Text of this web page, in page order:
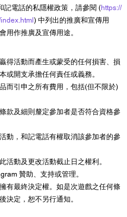
記電話的私隱權政策，請參閱 (https://
) 中列出的推廣和宣傳用
用作推廣及宣傳用途。
得活動而產生或蒙受的任何損害、損
或開支承擔任何責任或義務。
而引申之所有費用，包括(但不限於)
款及細則釐定參加者是否符合資格參
動，和記電話有權取消該參加者的參
活動及更改活動截止日之權利。
贊助、支持或管理。
有最終決定權。如是次遊戲之任何條
決定，恕不另行通知。